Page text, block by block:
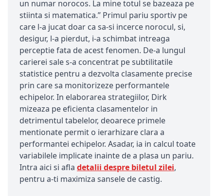
un numar norocos. La mine totul se bazeaza pe
stiinta si matematica.” Primul pariu sportiv pe
care l-a jucat doar ca sa-si incerce norocul, si,
desigur, l-a pierdut, i-a schimbat intreaga
perceptie fata de acest fenomen. De-a lungul
carierei sale s-a concentrat pe subtilitatile
statistice pentru a dezvolta clasamente precise
prin care sa monitorizeze performantele
echipelor. In elaborarea strategiilor, Dirk
mizeaza pe eficienta clasamentelor in
detrimentul tabelelor, deoarece primele
mentionate permit o ierarhizare clara a
performantei echipelor. Asadar, ia in calcul toate
variabilele implicate inainte de a plasa un pariu.
Intra aici si afla detalii despre biletul zilei,
pentru a-ti maximiza sansele de castig.